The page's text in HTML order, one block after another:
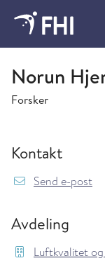
Luftkvalitet og
Norun
Forsker
Kontakt
Send e-post
Avdeling
Luftkvalitet